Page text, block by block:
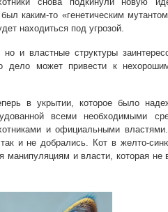
каким-то «генетическим
находиться под угрозой.
и властные структуры
дело может привести к
в укрытии, которое было
всеми необходимыми
и официальными
и не добрались. Кот в желто-
и власти, которая не